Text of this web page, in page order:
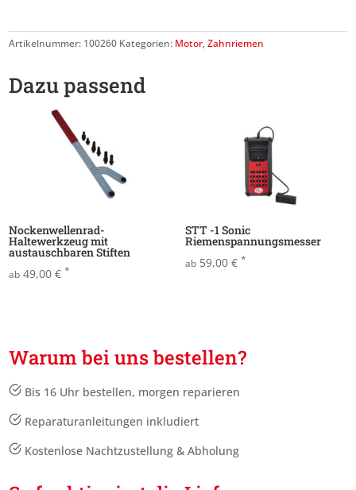
Artikelnummer: 100260 Kategorien: Motor,Zahnriemen
Dazu passend
Nockenwellenrad-
Haltewerkzeug mit
austauschbaren Stiften
ab 49,00€ *
STT -1 Sonic
Riemenspannungsmesser
ab 59,00 € *
Warum bei uns bestellen?
Bis 16 Uhr bestellen, morgen reparieren
Reparaturanleitungen inkludiert
Kostenlose Nachtzustellung & Abholung